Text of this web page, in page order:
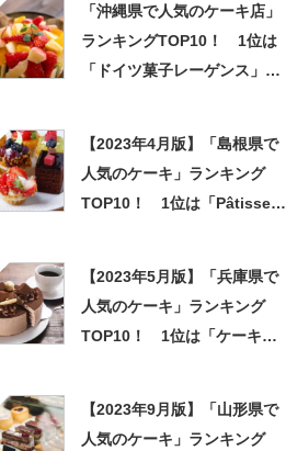
「沖縄県で人気のケーキ店」
ランキングTOP10！ 1位は
「ドイツ菓子レーゲンス」
【2023年4月版】「島根県で
人気のケーキ」ランキング
TOP10！ 1位は「Pâtisserie
【2023年5月版】「兵庫県で
人気のケーキ」ランキング
TOP10！ 1位は「ケーキハ
【2023年9月版】「山形県で
人気のケーキ」ランキング